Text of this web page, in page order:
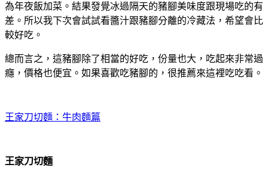
為年夜飯加菜。結果發覺冰過隔天的豬腳美味度跟現場吃的有
差。所以我下次會試試看醬汁跟豬腳分離的冷藏法，希望會比
較好吃。
總而言之，這豬腳除了相當的好吃，份量也大，吃起來非常過
癮，價格也便宜。如果喜歡吃豬腳的，很推薦來這裡吃吃看。
王家刀切麵：牛肉麵篇
王家刀切麵